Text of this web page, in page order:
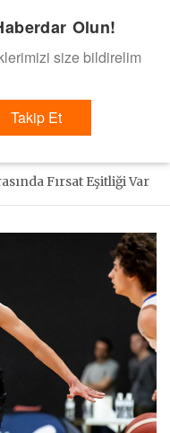
gelsin dedik.
Fırsat Eşitliği Var
Olun!
size bildirelim
Takip Et